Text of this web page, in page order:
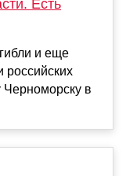
Есть
и еще
российских
Черноморску в